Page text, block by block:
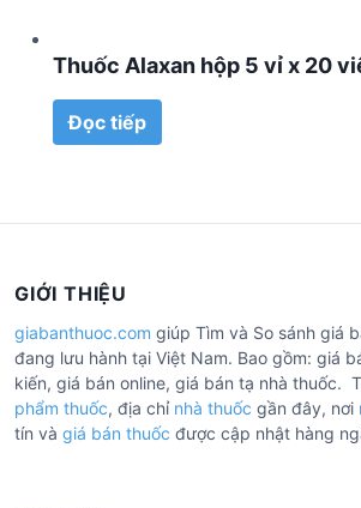
Thuốc Alaxan hộp 5 vỉ x 20
Đọc tiếp
GIỚI THIỆU
giabanthuoc.com giúp Tìm và So sánh giá
đang lưu hành tại Việt Nam. Bao gồm: giá
kiến, giá bán online, giá bán tạ nhà thuốc.
phẩm thuốc, địa chỉ nhà thuốc gần đây, nơi
tín và giá bán thuốc được cập nhật hàng